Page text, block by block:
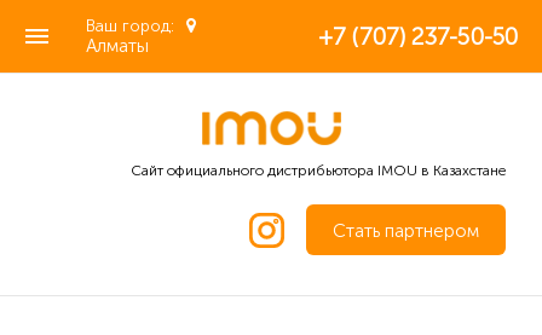
Ваш город:
Алматы +7 (707) 237-50-50
Сайт официального дистрибьютора IMOU в Казахстане
Стать партнером